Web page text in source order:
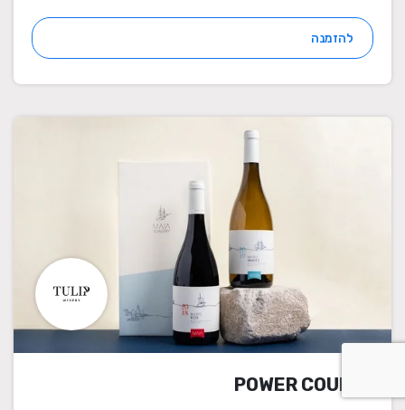
להזמנה
POWER COUPLE